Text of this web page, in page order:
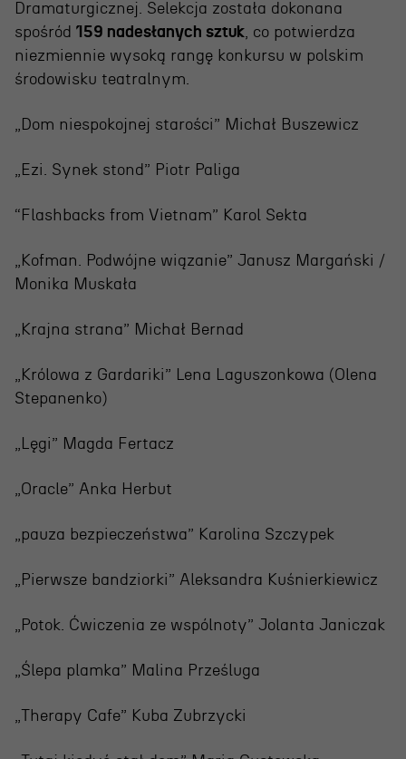
Edukacja
Wydarzenia
Polecamy
OSIECKA. ARCHIPELAGI
Dramaturgicznej. Selekcja została dokonana
spośród 159 nadesłanych sztuk, co potwierdza
niezmiennie wysoką rangę konkursu w polskim
środowisku teatralnym.
„Dom niespokojnej starości” Michał Buszewicz
„Ezi. Synek stond” Piotr Paliga
“Flashbacks from Vietnam” Karol Sekta
„Kofman. Podwójne wiązanie” Janusz Margański /
Monika Muskała
„Krajna strana” Michał Bernad
„Królowa z Gardariki” Lena Laguszonkowa (Olena
Stepanenko)
„Lęgi” Magda Fertacz
„Oracle” Anka Herbut
„pauza bezpieczeństwa” Karolina Szczypek
„Pierwsze bandziorki” Aleksandra Kuśnierkiewicz
„Potok. Ćwiczenia ze wspólnoty” Jolanta Janiczak
„Ślepa plamka” Malina Prześluga
„Therapy Cafe” Kuba Zubrzycki